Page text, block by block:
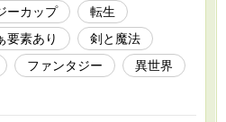
まけに聖獣の力を人前で使うと、
は聖獣の力を使わずに、冒険者と
※第○話：主人公視点 挿話○：タイ
となります。
ーカップ
転生
要素あり
剣と魔法
ファンタジー
異世界